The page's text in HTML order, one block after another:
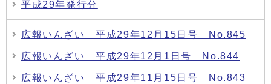
平成29年発行分
広報いんざい 平成29年12月15日号 No.845
広報いんざい 平成29年12月1日号 No.844
広報いんざい 平成29年11月15日号 No.843